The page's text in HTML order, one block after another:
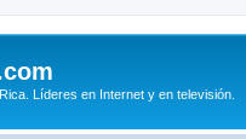
Líderes en Internet y en televisión.